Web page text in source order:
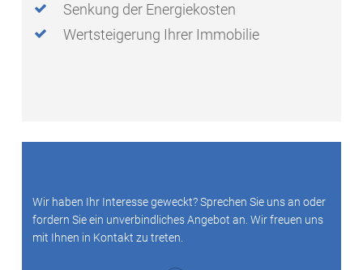
Senkung der Energiekosten
Wertsteigerung Ihrer Immobilie
Wir haben Ihr Interesse geweckt? Sprechen Sie uns an oder
fordern Sie ein unverbindliches Angebot an. Wir freuen uns
mit Ihnen in Kontakt zu treten.